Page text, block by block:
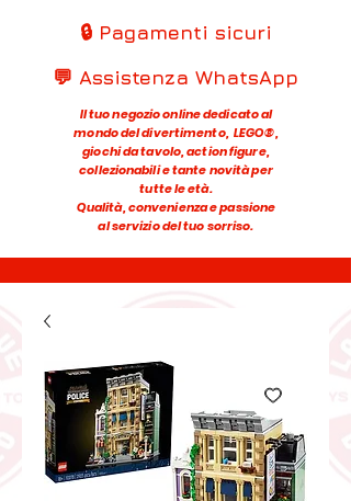
🔒 Pagamenti sicuri
💬 Assistenza WhatsApp
Il tuo negozio online dedicato al
mondo del divertimento, LEGO®,
giochi da tavolo, action figure,
collezionabili e tante novità per
tutte le età.
Qualità, convenienza e passione
al servizio del tuo sorriso.